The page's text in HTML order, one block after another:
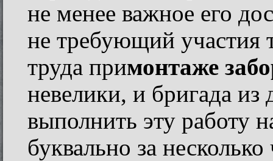
не менее важное его
не требующий участия
труда примонтаже
невелики, и бригада
выполнить эту работу
буквально за